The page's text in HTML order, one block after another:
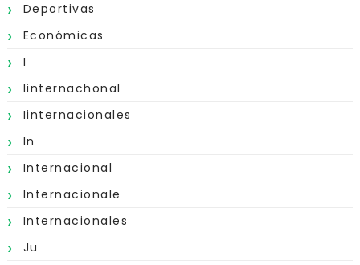
Deportivas
Económicas
I
Iinternachonal
Iinternacionales
In
Internacional
Internacionale
Internacionales
Ju